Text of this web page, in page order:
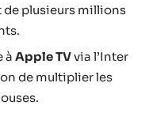
plusieurs millions
à Apple TVvia l’Inter
de multiplier les